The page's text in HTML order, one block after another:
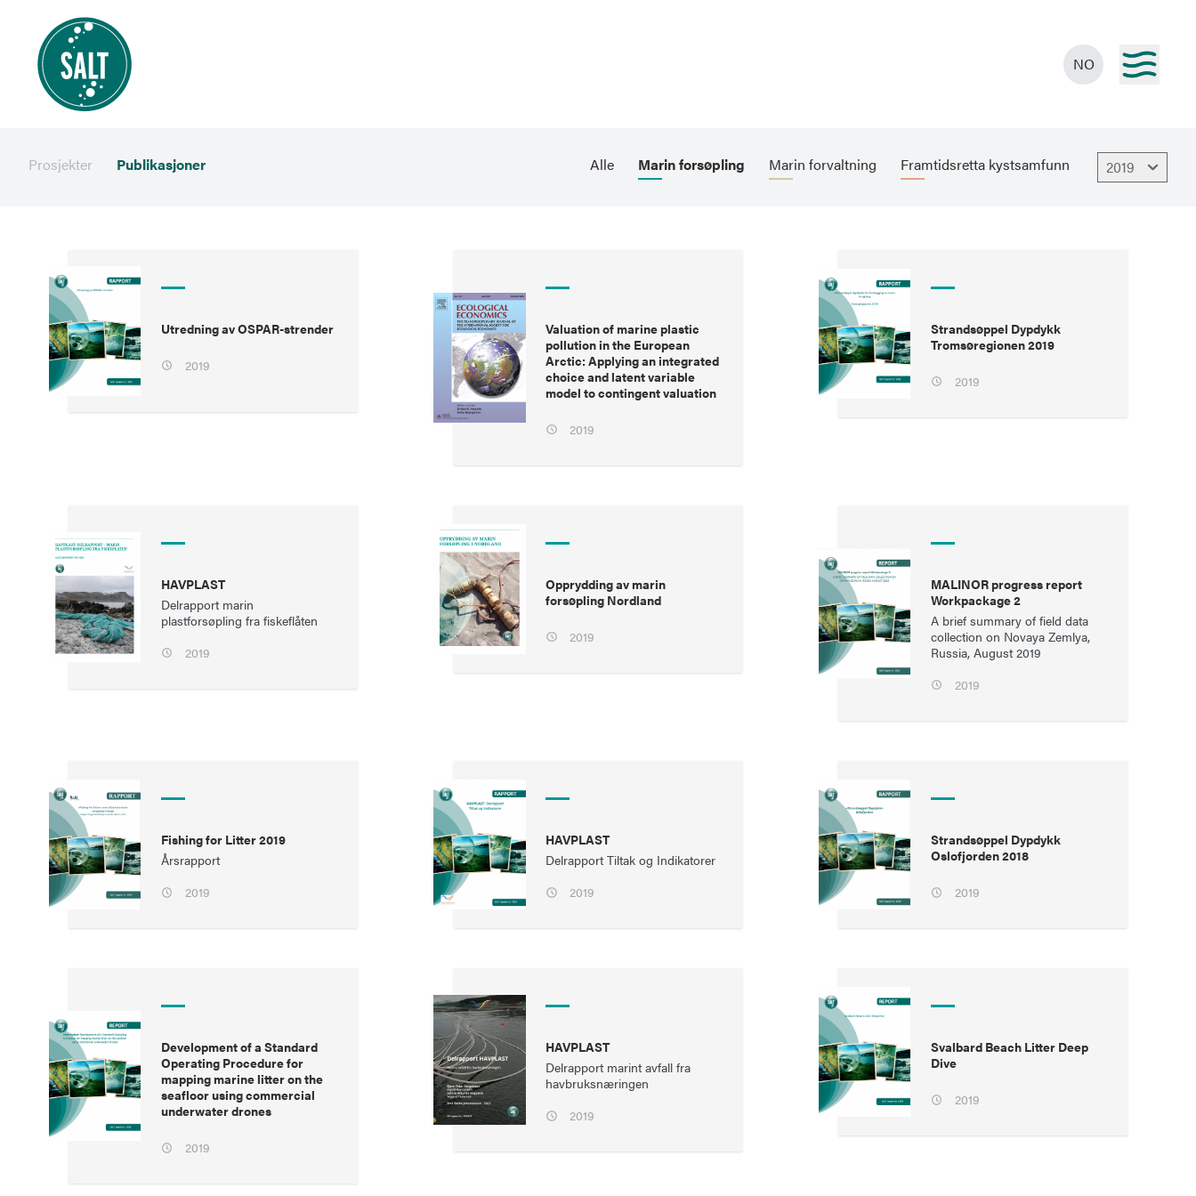
NO
Prosjekter Publikasjoner Alle Marin forsøpling Marin forvaltning Framtidsretta kystsamfunn 2019
Utredning av OSPAR-strender
2019
Valuation of marine plastic
pollution in the European
Arctic: Applying an integrated
choice and latent variable
model to contingent valuation
2019
Strandsøppel Dypdykk
Tromsøregionen 2019
2019
HAVPLAST
Delrapport marin
plastforsøpling fra fiskeflåten
2019
Opprydding av marin
forsøpling Nordland
2019
MALINOR progress report
Workpackage 2
A brief summary of field data
collection on Novaya Zemlya,
Russia, August 2019
2019
Fishing for Litter 2019
Årsrapport
2019
HAVPLAST
Delrapport Tiltak og Indikatorer
2019
Strandsøppel Dypdykk
Oslofjorden 2018
2019
Development of a Standard
Operating Procedure for
mapping marine litter on the
seafloor using commercial
underwater drones
2019
HAVPLAST
Delrapport marint avfall fra
havbruksnæringen
2019
Svalbard Beach Litter Deep
Dive
2019